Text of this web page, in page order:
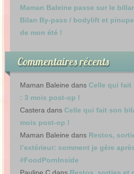
Maman Baleine passe sur le
Bilan By-pass / bodylift et
de mon été !
Commentaires récents
Maman Baleine dans Celle qui fait
: 3 mois post-op !
Castera dans Celle qui fait son
mois post-op !
Maman Baleine dans Restos,
l’extérieur: comment je gère
#FoodPornInside